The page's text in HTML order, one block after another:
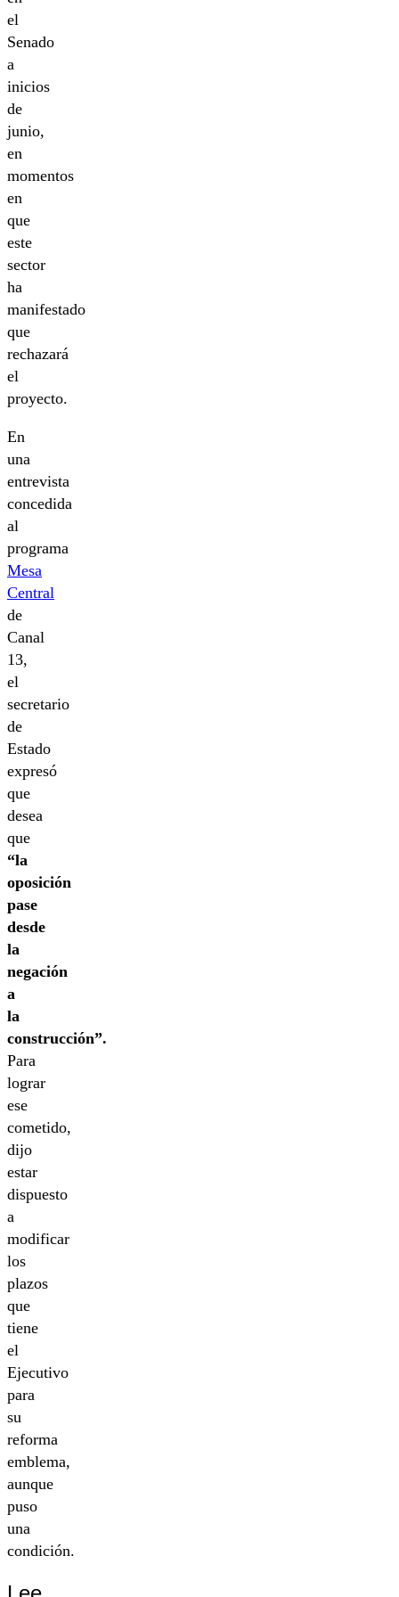
el
Senado
a
inicios
de
junio,
en
momentos
en
que
este
sector
ha
manifestado
que
rechazará
el
proyecto.
En
una
entrevista
concedida
al
programa
Mesa
Central
de
Canal
13,
el
secretario
de
Estado
expresó
que
desea
que
“la
oposición
pase
desde
la
negación
a
la
construcción”.
Para
lograr
ese
cometido,
dijo
estar
dispuesto
a
modificar
los
plazos
que
tiene
el
Ejecutivo
para
su
reforma
emblema,
aunque
puso
una
condición.